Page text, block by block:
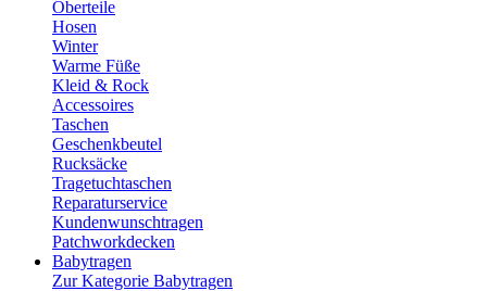
Oberteile
Hosen
Winter
Warme Füße
Kleid & Rock
Accessoires
Taschen
Geschenkbeutel
Rucksäcke
Tragetuchtaschen
Reparaturservice
Kundenwunschtragen
Patchworkdecken
Babytragen
Zur Kategorie Babytragen